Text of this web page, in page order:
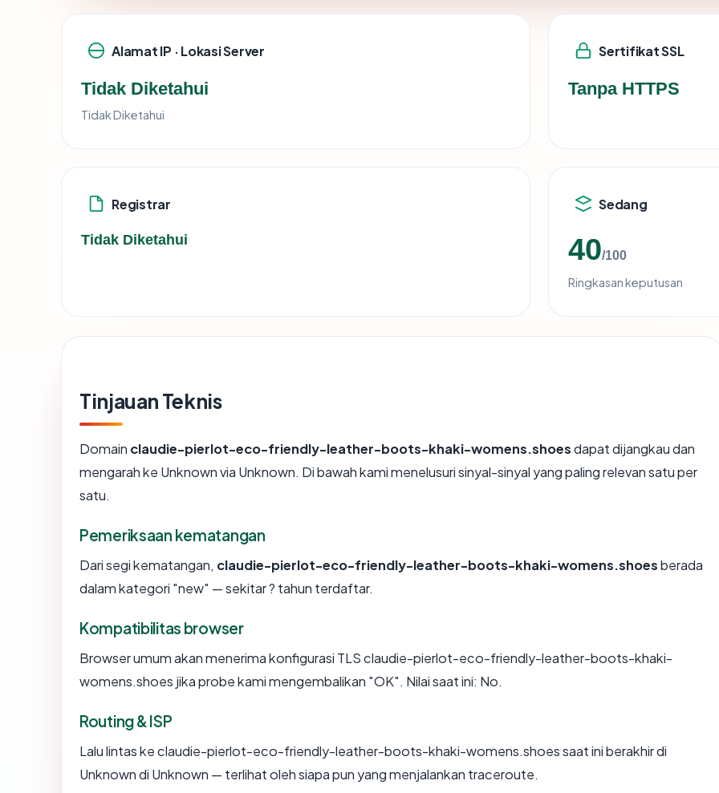
Alamat IP · Lokasi Server
Tidak Diketahui
Tidak Diketahui
Sertifikat SSL
Tanpa HTTPS
Registrar
Tidak Diketahui
Sedang
40/100
Ringkasan keputusan
Tinjauan Teknis
Domain claudie-pierlot-eco-friendly-leather-boots-khaki-womens.shoesdapat dijangkau dan
mengarah ke Unknown via Unknown. Di bawah kami menelusuri sinyal-sinyal yang paling relevan satu per
satu.
Pemeriksaan kematangan
Dari segi kematangan, claudie-pierlot-eco-friendly-leather-boots-khaki-womens.shoesberada
dalam kategori "new" — sekitar ? tahun terdaftar.
Kompatibilitas browser
Browser umum akan menerima konfigurasi TLS claudie-pierlot-eco-friendly-leather-boots-khaki-
womens.shoes jika probe kami mengembalikan "OK". Nilai saat ini: No.
Routing & ISP
Lalu lintas ke claudie-pierlot-eco-friendly-leather-boots-khaki-womens.shoes saat ini berakhir di
Unknown di Unknown — terlihat oleh siapa pun yang menjalankan traceroute.